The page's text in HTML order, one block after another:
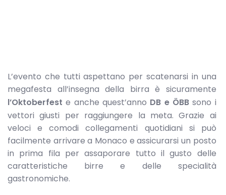
L’evento che tutti aspettano per scatenarsi in una
megafesta all’insegna della birra è sicuramente
l’Oktoberfest e anche quest’anno DB e ÖBB sono i
vettori giusti per raggiungere la meta. Grazie ai
veloci e comodi collegamenti quotidiani si può
facilmente arrivare a Monaco e assicurarsi un posto
in prima fila per assaporare tutto il gusto delle
caratteristiche birre e delle specialità
gastronomiche.